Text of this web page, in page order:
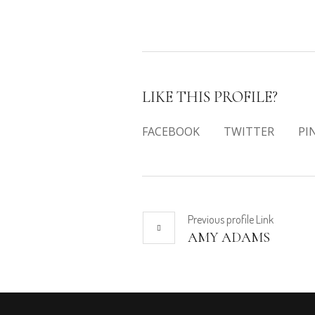
LIKE THIS PROFILE?
FACEBOOK TWITTER
Previous profile Link
AMY ADAMS